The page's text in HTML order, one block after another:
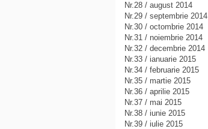
Nr.28 / august 2014
Nr.29 / septembrie 2014
Nr.30 / octombrie 2014
Nr.31 / noiembrie 2014
Nr.32 / decembrie 2014
Nr.33 / ianuarie 2015
Nr.34 / februarie 2015
Nr.35 / martie 2015
Nr.36 / aprilie 2015
Nr.37 / mai 2015
Nr.38 / iunie 2015
Nr.39 / iulie 2015